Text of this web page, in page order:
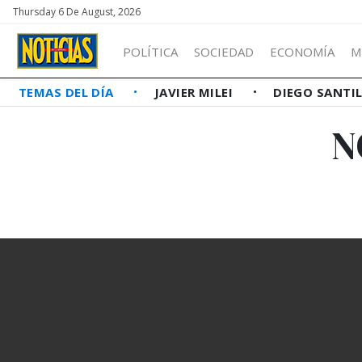
Thursday 6 De August, 2026
POLÍTICA SOCIEDAD ECONOMÍA
TEMAS DEL DÍA JAVIER MILEI DIEGO